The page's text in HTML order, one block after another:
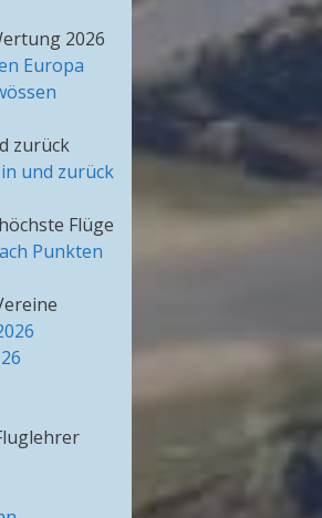
2026
Europa
zurück
und zurück
Flüge
Punkten